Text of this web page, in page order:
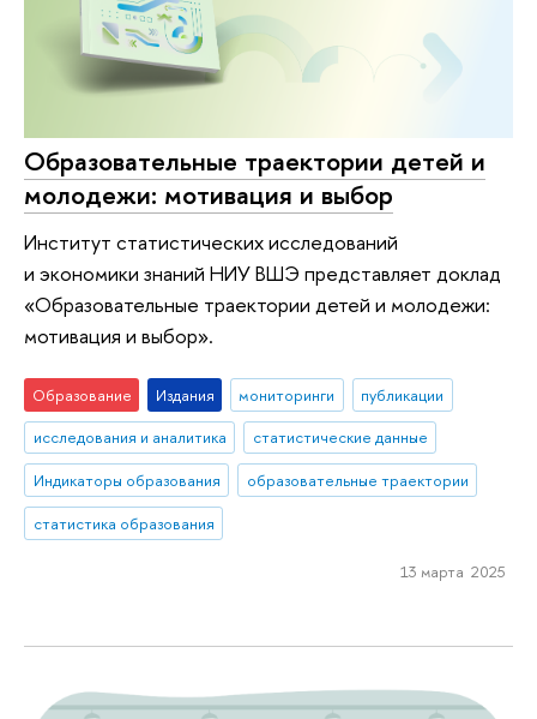
Образовательные траектории детей и
молодежи: мотивация и выбор
Институт статистических исследований
и экономики знаний НИУ ВШЭ представляет доклад
«Образовательные траектории детей и молодежи:
мотивация и выбор».
Образование Издания мониторинги
публикации
исследования и аналитика
статистические данные
Индикаторы образования
образовательные траектории
статистика образования
13 марта 2025